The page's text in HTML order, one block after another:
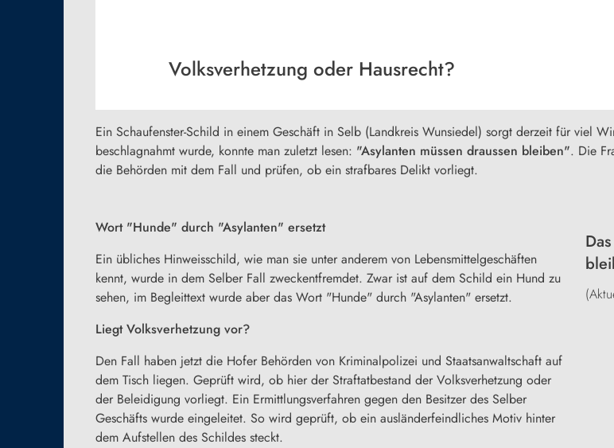
Volksverhetzung oder Hausrecht?
Ein Schaufenster-Schild in einem Geschäft in Selb (Landkreis Wunsiedel) sorgt derzeit für viel
beschlagnahmt wurde, konnte man zuletzt lesen: "Asylanten müssen draussen bleiben". Die
die Behörden mit dem Fall und prüfen, ob ein strafbares Delikt vorliegt.
Wort "Hunde" durch "Asylanten" ersetzt
Ein übliches Hinweisschild, wie man sie unter anderem von Lebensmittelgeschäften
kennt, wurde in dem Selber Fall zweckentfremdet. Zwar ist auf dem Schild ein Hund zu
sehen, im Begleittext wurde aber das Wort "Hunde" durch "Asylanten" ersetzt.
Liegt Volksverhetzung vor?
Den Fall haben jetzt die Hofer Behörden von Kriminalpolizei und Staatsanwaltschaft auf
dem Tisch liegen. Geprüft wird, ob hier der Straftatbestand der Volksverhetzung oder
der Beleidigung vorliegt. Ein Ermittlungsverfahren gegen den Besitzer des Selber
Geschäfts wurde eingeleitet. So wird geprüft, ob ein ausländerfeindliches Motiv hinter
dem Aufstellen des Schildes steckt.